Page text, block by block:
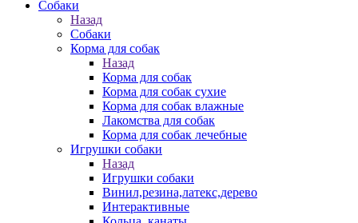
Собаки
Назад
Собаки
Корма для собак
Назад
Корма для собак
Корма для собак сухие
Корма для собак влажные
Лакомства для собак
Корма для собак лечебные
Игрушки собаки
Назад
Игрушки собаки
Винил,резина,латекс,дерево
Интерактивные